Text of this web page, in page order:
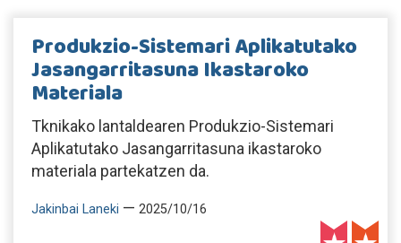
Produkzio-Sistemari Aplikatutako
Jasangarritasuna Ikastaroko
Materiala
Tknikako lantaldearen Produkzio-Sistemari
Aplikatutako Jasangarritasuna ikastaroko
materiala partekatzen da.
Jakinbai Laneki — 2025/10/16